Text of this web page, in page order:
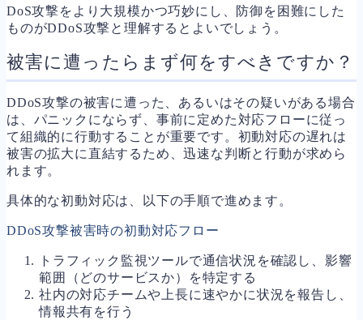
DoS攻撃をより大規模かつ巧妙にし、防御を困難にした
ものがDDoS攻撃と理解するとよいでしょう。
被害に遭ったらまず何をすべきですか？
DDoS攻撃の被害に遭った、あるいはその疑いがある場合
は、パニックにならず、事前に定めた対応フローに従っ
て組織的に行動することが重要です。初動対応の遅れは
被害の拡大に直結するため、迅速な判断と行動が求めら
れます。
具体的な初動対応は、以下の手順で進めます。
DDoS攻撃被害時の初動対応フロー
トラフィック監視ツールで通信状況を確認し、影響
範囲（どのサービスか）を特定する
社内の対応チームや上長に速やかに状況を報告し、
情報共有を行う